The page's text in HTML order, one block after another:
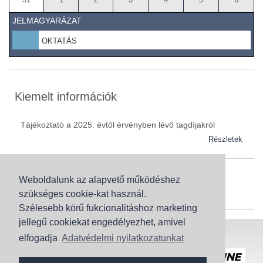
Weboldalunk az alapvető működéshez
szükséges cookie-kat használ.
Szélesebb körű fukcionalitáshoz marketing
jellegű cookiekat engedélyezhet, amivel
elfogadja Adatvédelmi nyilatkozatunkat
JELMAGYARÁZAT
OKTATÁS
Kiemelt információk
Tájékoztató a 2025. évtől érvényben lévő tagdíjakról
Részletek
Szaknévsor
Szaknévsorunk folyamatosan bővül.
Baranya (62)
Bács-Kiskun (43)
Békés (49)
Honlaptérkép Adatvédelem